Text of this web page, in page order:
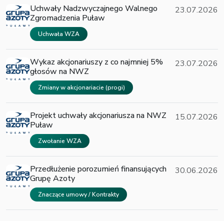
Uchwały Nadzwyczajnego Walnego
Zgromadzenia Puław
Uchwała WZA
23.07.2026
Wykaz akcjonariuszy z co najmniej 5%
głosów na NWZ
Zmiany w akcjonariacie (progi)
23.07.2026
Projekt uchwały akcjonariusza na NWZ
Puław
Zwołanie WZA
15.07.2026
Przedłużenie porozumień finansujących
Grupę Azoty
Znaczące umowy / Kontrakty
30.06.2026